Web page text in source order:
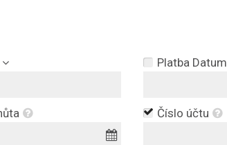
Platba Datum
Číslo účtu